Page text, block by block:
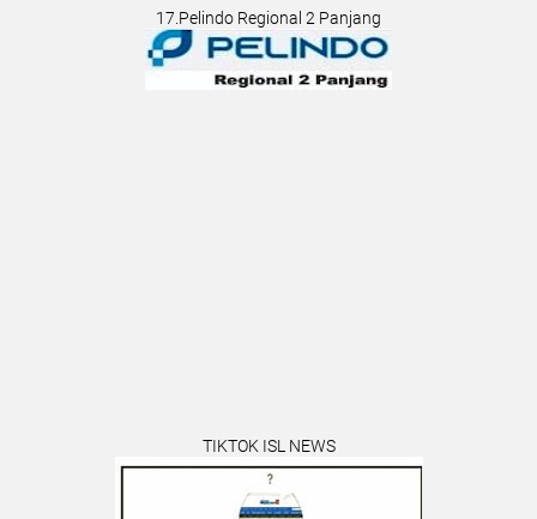
17.Pelindo Regional 2 Panjang
TIKTOK ISL NEWS